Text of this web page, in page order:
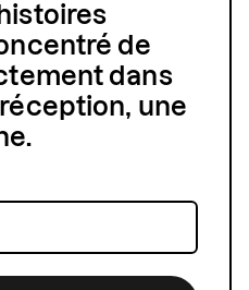
de
dans
une